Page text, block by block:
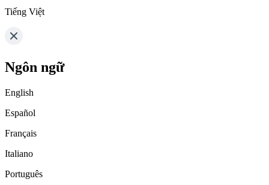
Tiếng Việt
Ngôn ngữ
English
Español
Français
Italiano
Português